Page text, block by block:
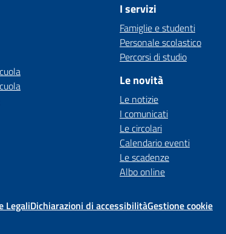
I servizi
Famiglie e studenti
Personale scolastico
Percorsi di studio
Le novità
Le notizie
I comunicati
Le circolari
Calendario eventi
Le scadenze
Albo online
LegaliDichiarazioni di accessibilitàGestione cookie